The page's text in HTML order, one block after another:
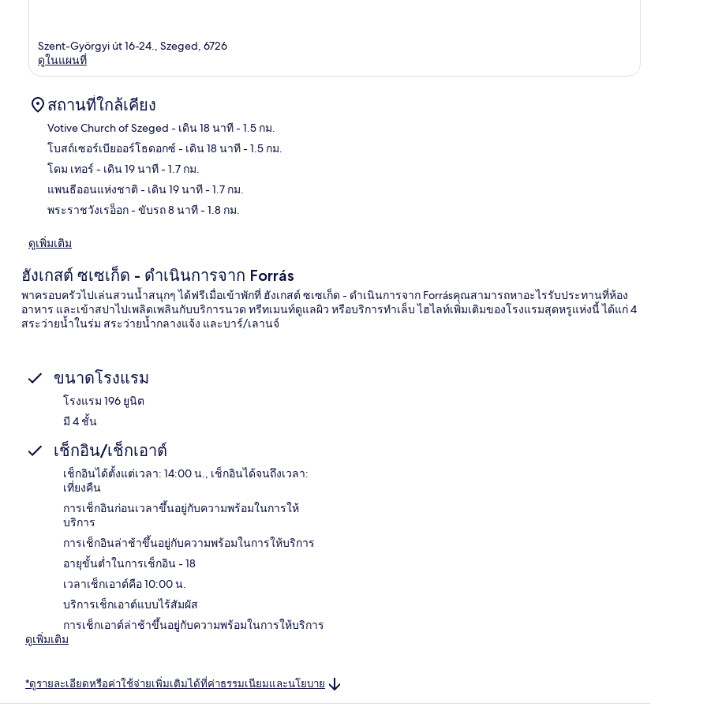
Szent-Györgyi út 16-24., Szeged, 6726
ดูในแผนที่
สถานที่ใกล้เคียง
Votive Church of Szeged - เดิน 18 นาที- 1.5 กม.
โบสถ์เซอร์เบียออร์โธดอกซ์ - เดิน 18 นาที- 1.5 กม.
โดม เทอร์ - เดิน 19 นาที- 1.7 กม.
แพนธีออนแห่งชาติ - เดิน 19 นาที- 1.7 กม.
พระราชวังเรอ็อก- ขับรถ 8 นาที- 1.8 กม.
ดูเพิ่มเติม
ฮังเกสต์ ซเซเก็ด - ดำเนินการจาก Forrás
พาครอบครัวไปเล่นสวนน้ำสนุกๆ ได้ฟรีเมื่อเข้าพักที่ ฮังเกสต์ ซเซเก็ด - ดำเนินการจาก Forrásคุณสามารถหาอะไรรับประทานที่ห้อง
อาหาร และเข้าสปาไปเพลิดเพลินกับบริการนวด ทรีทเมนท์ดูแลผิว หรือบริการทำเล็บ ไฮไลท์เพิ่มเติมของโรงแรมสุดหรูแห่งนี้ ได้แก่ 4
สระว่ายน้ำในร่ม สระว่ายน้ำกลางแจ้ง และบาร์/เลานจ์
ขนาดโรงแรม
โรงแรม 196 ยูนิต
มี 4 ชั้น
เช็กอิน/เช็กเอาต์
เช็กอินได้ตั้งแต่เวลา: 14:00 น., เช็กอินได้จนถึงเวลา:
เที่ยงคืน
การเช็กอินก่อนเวลาขึ้นอยู่กับความพร้อมในการให้
บริการ
การเช็กอินล่าช้าขึ้นอยู่กับความพร้อมในการให้บริการ
อายุขั้นต่ำในการเช็กอิน - 18
เวลาเช็กเอาต์คือ 10:00 น.
บริการเช็กเอาต์แบบไร้สัมผัส
การเช็กเอาต์ล่าช้าขึ้นอยู่กับความพร้อมในการให้บริการ
ดูเพิ่มเติม
*ดูรายละเอียดหรือค่าใช้จ่ายเพิ่มเติมได้ที่ค่าธรรมเนียมและนโยบาย